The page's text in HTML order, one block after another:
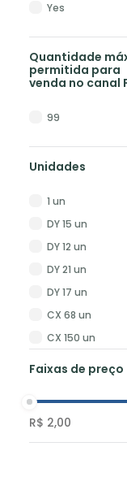
Fresh
Yes
Quantidade
permitida para
venda no canal
99
Unidades
1 un
DY 15 un
DY 12 un
DY 21 un
DY 17 un
CX 68 un
CX 150 un
CJ 4 un
Faixas de preço
R$ 2,00